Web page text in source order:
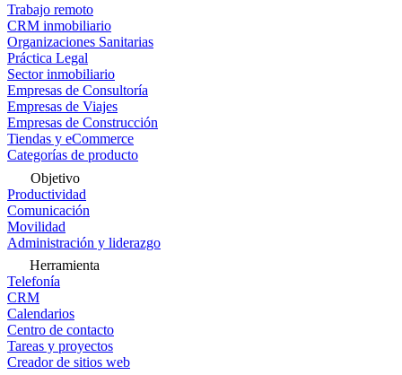
Trabajo remoto
CRM inmobiliario
Organizaciones Sanitarias
Práctica Legal
Sector inmobiliario
Empresas de Consultoría
Empresas de Viajes
Empresas de Construcción
Tiendas y eCommerce
Categorías de producto
Objetivo
Productividad
Comunicación
Movilidad
Administración y liderazgo
Herramienta
Telefonía
CRM
Calendarios
Centro de contacto
Tareas y proyectos
Creador de sitios web